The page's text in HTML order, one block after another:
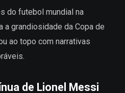
do futebol mundial na
a grandiosidade da Copa de
ao topo com narrativas
de Lionel Messi